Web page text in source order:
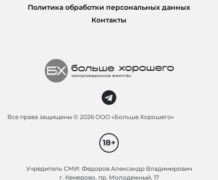
Политика обработки персональных данных
Контакты
Все права защищены © 2026 ООО «Больше Хорошего»
18+
Учредитель СМИ: Федоров Александр Владимирович
г. Кемерово, пр. Молодежный, 17